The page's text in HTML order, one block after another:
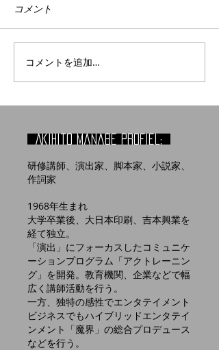
コメント
コメントを追加…
Akihito manabe profiel:
研修講師、演出家、脚本家、小説家、
作詞家
1968年生まれ
大学卒業後、大日本印刷、吉本興業を
経て独立。
「演出」にフォーカスしたコミュニケ
ーションプログラム「アクトレーニン
グ」を開発。教育機関、企業などで幅
広く講師活動を行う。
​一方、独特の感性でエンタテイメント
ビジネスでもハイブリッドエンタテイ
ンメント「魔界」の総合プロデュース
などを行う。